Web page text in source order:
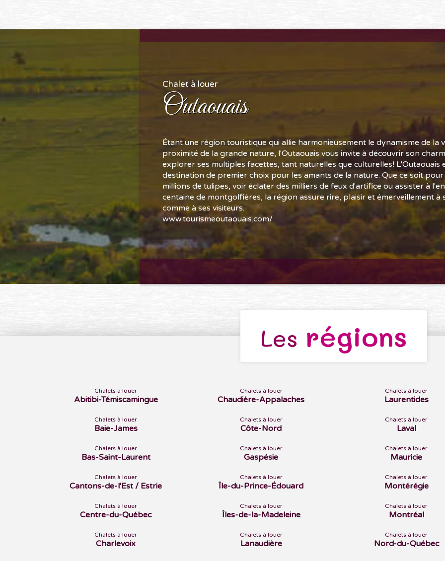
Chalet à louer
Outaouais
Étant une région touristique qui allie harmonieusement le dynamisme de la
proximité de la grande nature, l'Outaouais vous invite à découvrir son
explorer ses multiples facettes, tant naturelles que culturelles! L'Outaouais
destination de premier choix pour les amants de la nature. Que ce soit
millions de tulipes, voir éclater des milliers de feux d'artifice ou assister à
centaine de montgolfières, la région assure rire, plaisir et émerveillement à
comme à ses visiteurs.
www.tourismeoutaouais.com/
Les régions
Chalets à louer
Abitibi-Témiscamingue
Chalets à louer
Baie-James
Chalets à louer
Bas-Saint-Laurent
Chalets à louer
Cantons-de-l'Est / Estrie
Chalets à louer
Centre-du-Québec
Chalets à louer
Charlevoix
Chalets à louer
Chaudière-Appalaches
Chalets à louer
Côte-Nord
Chalets à louer
Gaspésie
Chalets à louer
Île-du-Prince-Édouard
Chalets à louer
Îles-de-la-Madeleine
Chalets à louer
Lanaudière
Chalets à louer
Laurentides
Chalets à louer
Laval
Chalets à louer
Mauricie
Chalets à louer
Montérégie
Chalets à louer
Montréal
Chalets à louer
Nord-du-Québec